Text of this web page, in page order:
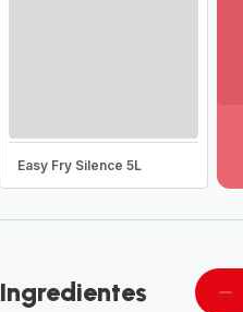
Easy Fry Silence 5L
-
Ingredientes